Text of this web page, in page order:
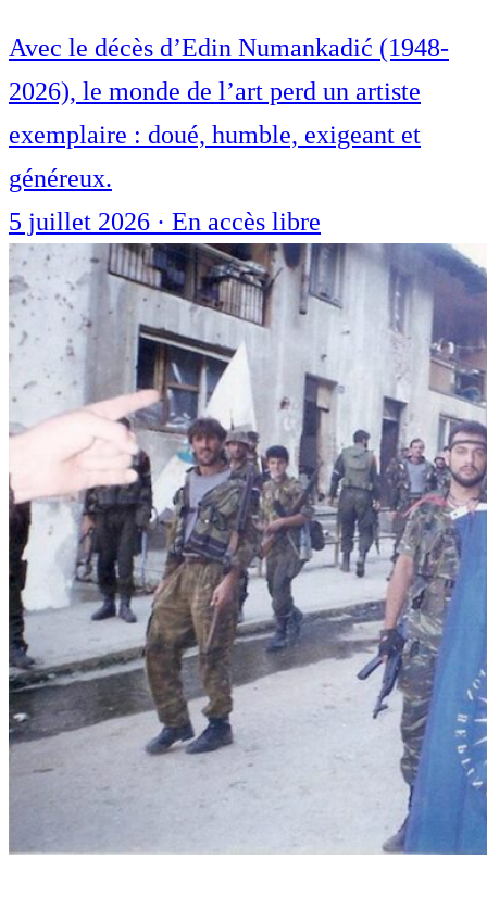
Avec le décès d’Edin Numankadić (1948-
2026), le monde de l’art perd un artiste
exemplaire : doué, humble, exigeant et
généreux.
5 juillet 2026 · En accès libre